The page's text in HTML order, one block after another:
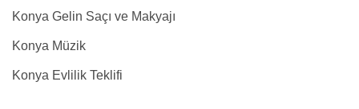
Konya Gelin Saçı ve Makyajı
Konya Müzik
Konya Evlilik Teklifi